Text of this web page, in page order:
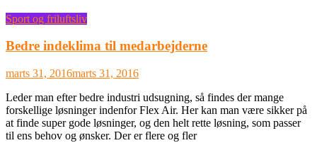
Sport og friluftsliv
Bedre indeklima til medarbejderne
marts 31, 2016marts 31, 2016
Leder man efter bedre industri udsugning, så findes der mange
forskellige løsninger indenfor Flex Air. Her kan man være sikker på
at finde super gode løsninger, og den helt rette løsning, som passer
til ens behov og ønsker. Der er flere og fler